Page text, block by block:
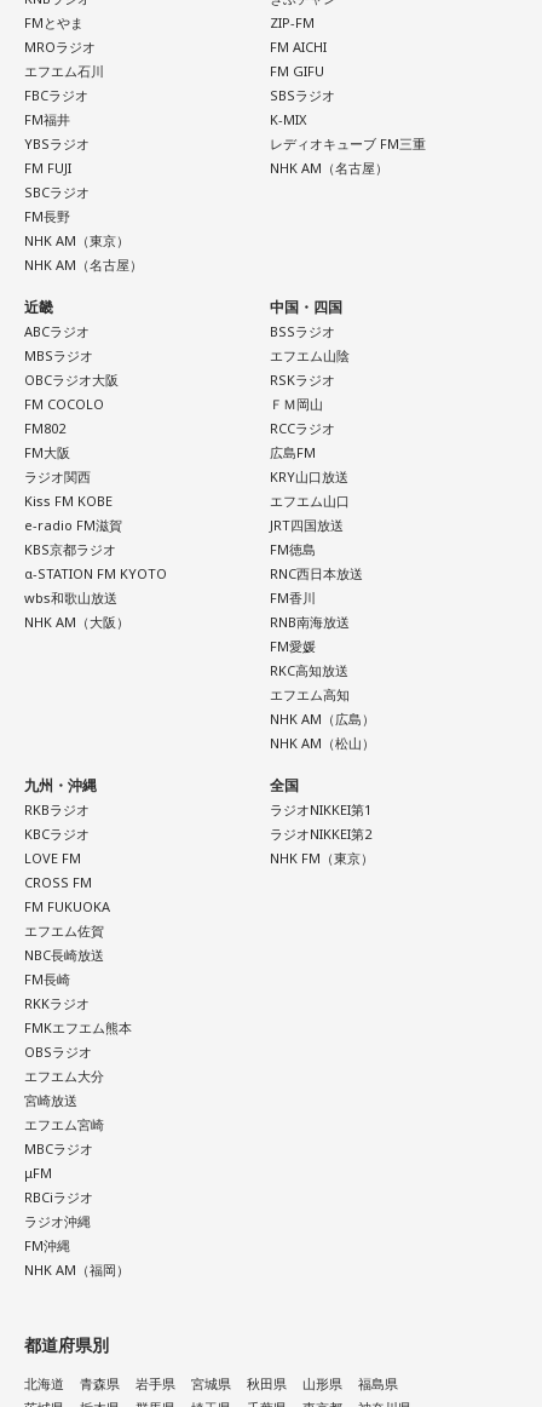
FMとやま
MROラジオ
エフエム石川
FBCラジオ
FM福井
YBSラジオ
FM FUJI
SBCラジオ
FM長野
NHK AM（東京）
NHK AM（名古屋）
ZIP-FM
FM AICHI
FM GIFU
SBSラジオ
K-MIX
レディオキューブ FM三重
NHK AM（名古屋）
近畿
ABCラジオ
MBSラジオ
OBCラジオ大阪
FM COCOLO
FM802
FM大阪
ラジオ関西
Kiss FM KOBE
e-radio FM滋賀
KBS京都ラジオ
α-STATION FM KYOTO
wbs和歌山放送
NHK AM（大阪）
中国・四国
BSSラジオ
エフエム山陰
RSKラジオ
ＦＭ岡山
RCCラジオ
広島FM
KRY山口放送
エフエム山口
JRT四国放送
FM徳島
RNC西日本放送
FM香川
RNB南海放送
FM愛媛
RKC高知放送
エフエム高知
NHK AM（広島）
NHK AM（松山）
九州・沖縄
RKBラジオ
KBCラジオ
LOVE FM
CROSS FM
FM FUKUOKA
エフエム佐賀
NBC長崎放送
FM長崎
RKKラジオ
FMKエフエム熊本
OBSラジオ
エフエム大分
宮崎放送
エフエム宮崎
MBCラジオ
μFM
RBCiラジオ
ラジオ沖縄
FM沖縄
NHK AM（福岡）
全国
ラジオNIKKEI第1
ラジオNIKKEI第2
NHK FM（東京）
都道府県別
北海道 青森県 岩手県 宮城県 秋田県 山形県
福島県